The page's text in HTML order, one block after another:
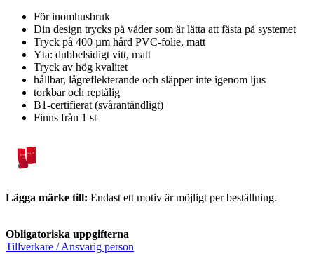
För inomhusbruk
Din design trycks på våder som är lätta att fästa på systemet
Tryck på 400 µm hård PVC-folie, matt
Yta: dubbelsidigt vitt, matt
Tryck av hög kvalitet
hållbar, lågreflekterande och släpper inte igenom ljus
torkbar och reptålig
B1-certifierat (svårantändligt)
Finns från 1 st
Lägga märke till: Endast ett motiv är möjligt per beställning.
Obligatoriska uppgifterna
Tillverkare / Ansvarig person